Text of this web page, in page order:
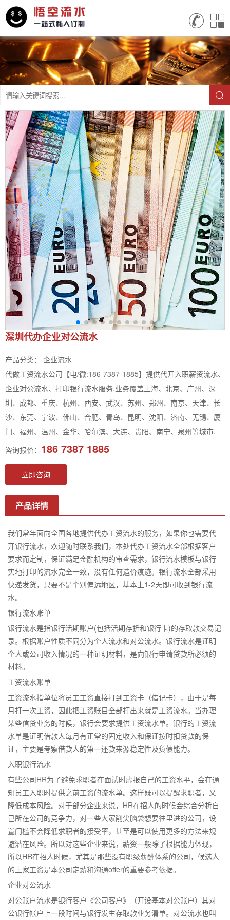
深圳代办企业对公流水
产品分类： 企业流水
代做工资流水公司【电/微:186-7387-1885】提供代开入职薪资流水、
企业对公流水、打印银行流水服务,业务覆盖上海、北京、广州、深
圳、成都、重庆、杭州、西安、武汉、苏州、郑州、南京、天津、长
沙、东莞、宁波、佛山、合肥、青岛、昆明、沈阳、济南、无锡、厦
门、福州、温州、金华、哈尔滨、大连、贵阳、南宁、泉州等城市.
咨询报价： 186 7387 1885
立即咨询
产品详情
我们常年面向全国各地提供代办工资流水的服务，如果你也需要代
开银行流水，欢迎随时联系我们，本处代办工资流水全部根据客户
要求而定制，保证满足金融机构的审查需求，银行流水模板与银行
实地打印的流水完全一致，没有任何造价痕迹。银行流水全部采用
快递发货，只要不是个别偏远地区，基本上1-2天即可收到银行流
水。
银行流水账单
银行流水是指银行活期账户(包括活期存折和银行卡)的存取款交易记
录。根据账户性质不同分为个人流水和对公流水。银行流水是证明
个人或公司收入情况的一种证明材料，是向银行申请贷款所必须的
材料。
工资流水账单
工资流水指单位将员工工资直接打到工资卡（借记卡），由于是每
月打一次工资，因此把工资账目全部打出来就是工资流水。当办理
某些信贷业务的时候，银行会要求提供工资流水单。银行的工资流
水单是证明借款人每月有正常的固定收入和保证按时扣贷款的保
证，主要是考察借款人的第一还款来源稳定性及负债能力。
入职银行流水
有些公司HR为了避免求职者在面试时虚报自己的工资水平，会在通
知员工入职时提供之前工资的流水单。这样既可以提醒求职者，又
降低成本风险。对于部分企业来说，HR在招人的时候会综合分析自
己所在公司的竞争力，对一些大家削尖脑袋想要往里进的公司，设
置门槛不会降低求职者的接受率，甚至是可以使用更多的方法来规
避潜在风险。所以对这些企业来说，薪资一般除了根据能力体现，
所以HR在招人时候，尤其是那些没有职级薪酬体系的公司，候选人
的上家工资是本公司定薪和沟通offer的重要参考依据。
企业对公流水
对公账户流水是银行客户《公司客户》（开设基本对公账户）其对
公银行帐户上一段时间与银行发生存取款业务清单。对公流水也叫